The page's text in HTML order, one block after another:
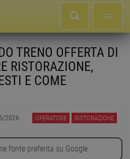
TRENO OFFERTA DI
RISTORAZIONE,
E COME
2026 OPERATORE RISTORAZIONE
fonte preferita su Google